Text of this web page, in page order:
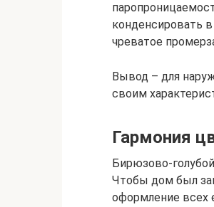
конденсировать
чреватое
Вывод – для
своим
Гармония
Бирюзово-голубой
Чтобы дом был
оформление всех